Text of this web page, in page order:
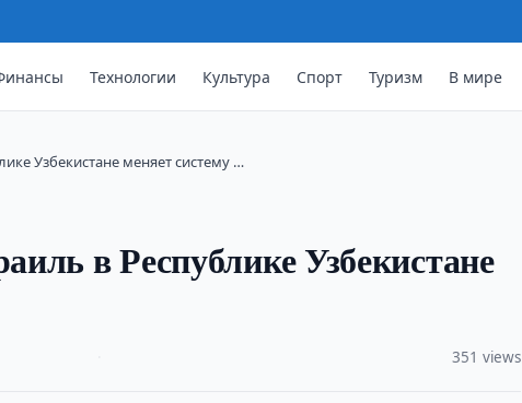
Технологии Культура Спорт Туризм В мире
Узбекистане меняет систему …
в Республике Узбекистане
351 views